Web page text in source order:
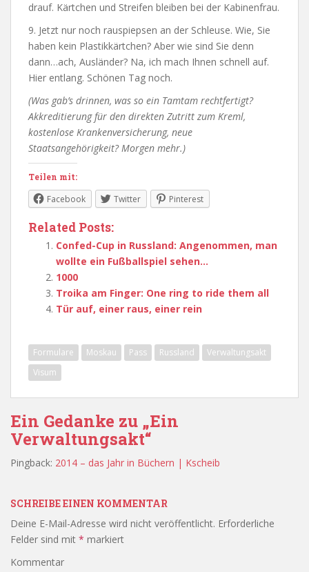
drauf. Kärtchen und Streifen bleiben bei der Kabinenfrau.
9. Jetzt nur noch rauspiepsen an der Schleuse. Wie, Sie
haben kein Plastikkärtchen? Aber wie sind Sie denn
dann…ach, Ausländer? Na, ich mach Ihnen schnell auf.
Hier entlang. Schönen Tag noch.
(Was gab’s drinnen, was so ein Tamtam rechtfertigt?
Akkreditierung für den direkten Zutritt zum Kreml,
kostenlose Krankenversicherung, neue
Staatsangehörigkeit? Morgen mehr.)
Teilen mit:
Facebook Twitter Pinterest
Related Posts:
Confed-Cup in Russland: Angenommen, man
wollte ein Fußballspiel sehen…
1000
Troika am Finger: One ring to ride them all
Tür auf, einer raus, einer rein
Formulare Moskau Pass Russland
Verwaltungsakt
Visum
Ein Gedanke zu „Ein
Verwaltungsakt“
Pingback: 2014 – das Jahr in Büchern | Kscheib
SCHREIBE EINEN KOMMENTAR
Deine E-Mail-Adresse wird nicht veröffentlicht. Erforderliche
Felder sind mit * markiert
Kommentar